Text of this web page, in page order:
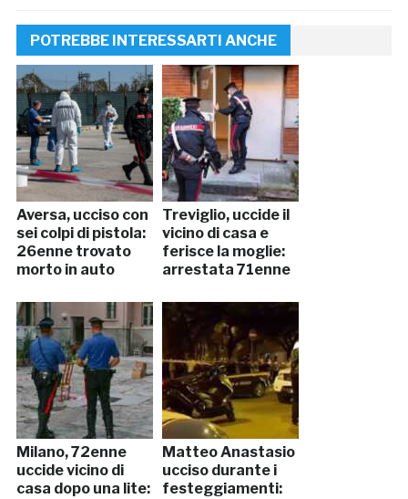
POTREBBE INTERESSARTI ANCHE
Aversa, ucciso con
sei colpi di pistola:
26enne trovato
morto in auto
Treviglio, uccide il
vicino di casa e
ferisce la moglie:
arrestata 71enne
Milano, 72enne
uccide vicino di
casa dopo una lite:
Matteo Anastasio
ucciso durante i
festeggiamenti: